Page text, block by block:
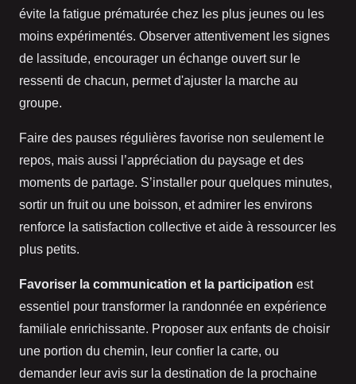
évite la fatigue prématurée chez les plus jeunes ou les
moins expérimentés. Observer attentivement les signes
de lassitude, encourager un échange ouvert sur le
ressenti de chacun, permet d'ajuster la marche au
groupe.
Faire des pauses régulières favorise non seulement le
repos, mais aussi l’appréciation du paysage et des
moments de partage. S’installer pour quelques minutes,
sortir un fruit ou une boisson, et admirer les environs
renforce la satisfaction collective et aide à ressourcer les
plus petits.
Favoriser la communication et la participation est
essentiel pour transformer la randonnée en expérience
familiale enrichissante. Proposer aux enfants de choisir
une portion du chemin, leur confier la carte, ou
demander leur avis sur la destination de la prochaine